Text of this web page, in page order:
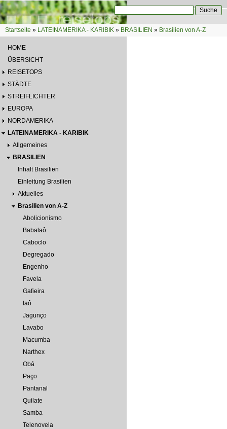
Direkt zum Inhalt
Suchformular
Sie sind hier
Startseite » LATEINAMERIKA - KARIBIK » BRASILIEN » Brasilien von A-Z
HOME
ÜBERSICHT
REISETOPS
STÄDTE
STREIFLICHTER
EUROPA
NORDAMERIKA
LATEINAMERIKA - KARIBIK
Allgemeines
BRASILIEN
Inhalt Brasilien
Einleitung Brasilien
Aktuelles
Brasilien von A-Z
Abolicionismo
Babalaô
Caboclo
Degregado
Engenho
Favela
Gafieira
Iaô
Jagunço
Lavabo
Macumba
Narthex
Obá
Paço
Pantanal
Quilate
Samba
Telenovela